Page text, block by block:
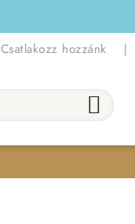
Csatlakozz hozzánk |